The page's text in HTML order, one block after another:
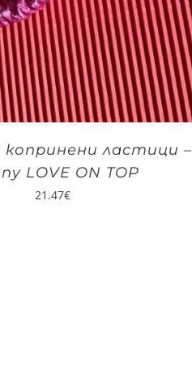
ластици –
LOVE ON TOP
21.47€